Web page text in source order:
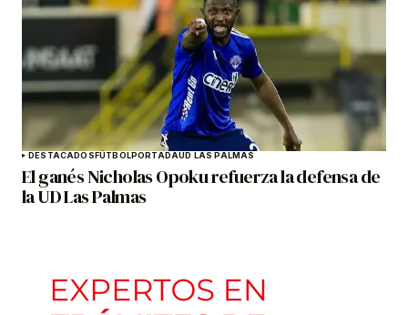
DESTACADOSFÚTBOLPORTADAUD LAS PALMAS
El ganés Nicholas Opoku refuerza la defensa de
la UD Las Palmas